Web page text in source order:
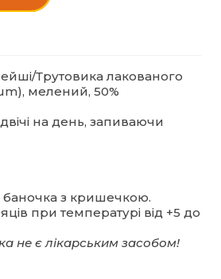
Трутовика лакованого
мелений, 50%
двічі на день, запиваючи
баночка з кришечкою.
при температурі від +5 до
не є лікарським засобом!